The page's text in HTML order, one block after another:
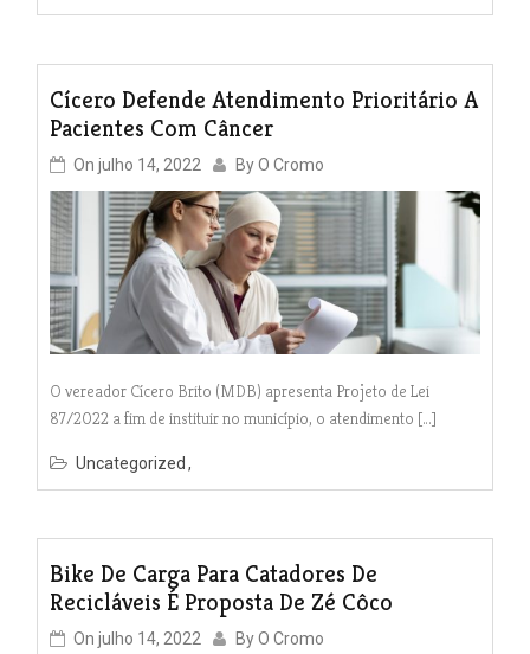
Cícero Defende Atendimento Prioritário A
Pacientes Com Câncer
On julho 14, 2022 ByO Cromo
O vereador Cícero Brito (MDB) apresenta Projeto de Lei
87/2022 a fim de instituir no município, o atendimento […]
Uncategorized
Bike De Carga Para Catadores De
Recicláveis É Proposta De Zé Côco
On julho 14, 2022 ByO Cromo